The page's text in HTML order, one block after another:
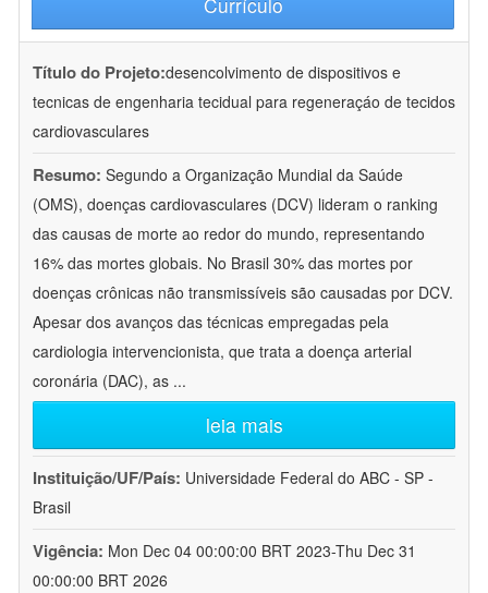
Título do Projeto:desencolvimento de dispositivos e
tecnicas de engenharia tecidual para regeneraçáo de tecidos
cardiovasculares
Resumo: Segundo a Organização Mundial da Saúde
(OMS), doenças cardiovasculares (DCV) lideram o ranking
das causas de morte ao redor do mundo, representando
16% das mortes globais. No Brasil 30% das mortes por
doenças crônicas não transmissíveis são causadas por DCV.
Apesar dos avanços das técnicas empregadas pela
cardiologia intervencionista, que trata a doença arterial
coronária (DAC), as ...
leia mais
Instituição/UF/País: Universidade Federal do ABC - SP -
Brasil
Vigência: Mon Dec 04 00:00:00 BRT 2023-Thu Dec 31
00:00:00 BRT 2026